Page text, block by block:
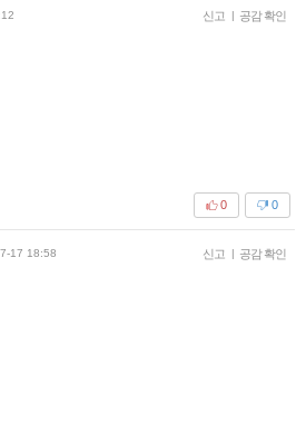
신고 | 공감 확인
0
0
17 18:58 신고 | 공감 확인